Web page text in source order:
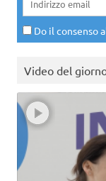
Do il consenso
Video del